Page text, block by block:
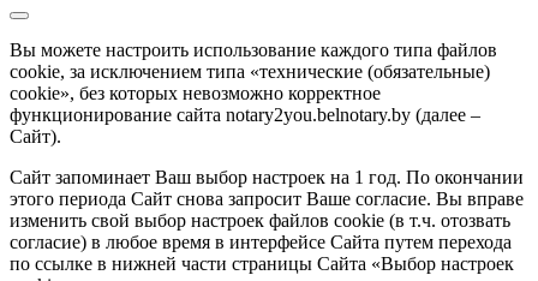
Вы можете настроить использование каждого типа файлов
cookie, за исключением типа «технические (обязательные)
cookie», без которых невозможно корректное
функционирование сайта notary2you.belnotary.by (далее –
Сайт).
Сайт запоминает Ваш выбор настроек на 1 год. По окончании
этого периода Сайт снова запросит Ваше согласие. Вы вправе
изменить свой выбор настроек файлов cookie (в т.ч. отозвать
согласие) в любое время в интерфейсе Сайта путем перехода
по ссылке в нижней части страницы Сайта «Выбор настроек